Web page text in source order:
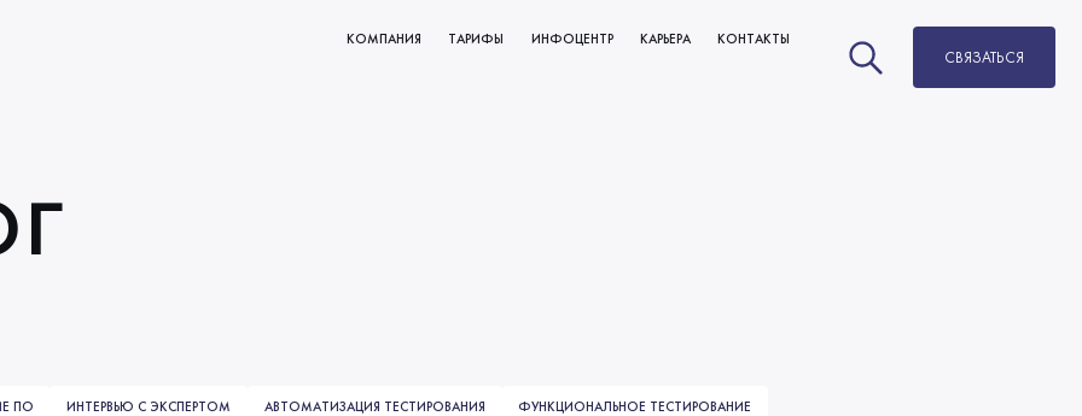
КОМПАНИЯ ТАРИФЫ ИНФОЦЕНТР КАРЬЕРА КОНТАКТЫ
СВЯЗАТЬСЯ
ПО ИНТЕРВЬЮ С ЭКСПЕРТОМ АВТОМАТИЗАЦИЯ ТЕСТИРОВАНИЯ ФУНКЦИОНАЛЬНОЕ ТЕСТИРОВАНИЕ